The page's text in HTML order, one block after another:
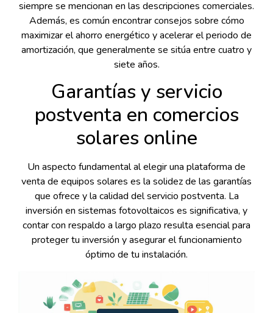
siempre se mencionan en las descripciones comerciales.
Además, es común encontrar consejos sobre cómo
maximizar el ahorro energético y acelerar el periodo de
amortización, que generalmente se sitúa entre cuatro y
siete años.
Garantías y servicio
postventa en comercios
solares online
Un aspecto fundamental al elegir una plataforma de
venta de equipos solares es la solidez de las garantías
que ofrece y la calidad del servicio postventa. La
inversión en sistemas fotovoltaicos es significativa, y
contar con respaldo a largo plazo resulta esencial para
proteger tu inversión y asegurar el funcionamiento
óptimo de tu instalación.